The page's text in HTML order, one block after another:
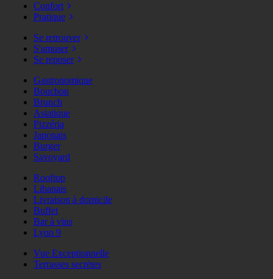
Confort
Pratique
Se retrouver
S'amuser
Se reposer
Gastronomique
Bouchon
Brunch
Asiatique
Pizzéria
Japonais
Burger
Savoyard
Rooftop
Libanais
Livraison à domicile
Buffet
Bar à vins
Lyon 9
Vue Exceptionnelle
Terrasses secrètes